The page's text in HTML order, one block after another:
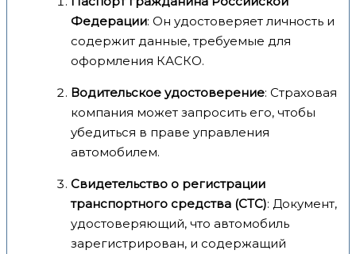
Федерации: Он удостоверяет личность и
содержит данные, требуемые для
оформления КАСКО.
Водительское удостоверение: Страховая
компания может запросить его, чтобы
убедиться в праве управления
автомобилем.
Свидетельство о регистрации
транспортного средства (СТС): Документ,
удостоверяющий, что автомобиль
зарегистрирован, и содержащий